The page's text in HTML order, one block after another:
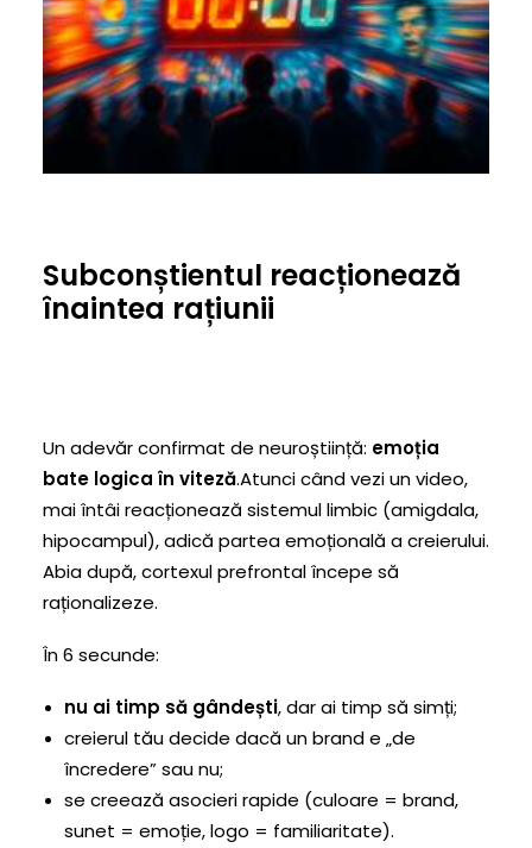
Subconștientul reacționează
înaintea rațiunii
Un adevăr confirmat de neuroștiință: emoția
bate logica în viteză.Atunci când vezi un video,
mai întâi reacționează sistemul limbic (amigdala,
hipocampul), adică partea emoțională a creierului.
Abia după, cortexul prefrontal începe să
raționalizeze.
În 6 secunde:
nu ai timp să gândești, dar ai timp să simți;
creierul tău decide dacă un brand e „de
încredere” sau nu;
se creează asocieri rapide (culoare = brand,
sunet = emoție, logo = familiaritate).